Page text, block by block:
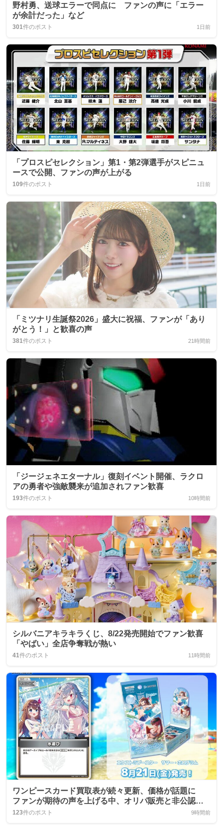
野村勇、送球エラーで同点に ファンの声に「エラー
が余計だった」など
301件のポスト 1日前
「プロスピセレクション」第1・第2弾選手がスピニュ
ースで公開、ファンの声が上がる
109件のポスト 1日前
「ミツナリ生誕祭2026」盛大に祝福、ファンが「あり
がとう！」と歓喜の声
381件のポスト 21時間前
「ジージェネエターナル」復刻イベント開催、ラクロ
アの勇者や強敵襲来が追加されファン歓喜
193件のポスト 10時間前
シルバニアキラキラくじ、8/22発売開始でファン歓喜
「やばい」全店争奪戦が熱い
41件のポスト 11時間前
ワンピースカード買取表が続々更新、価格が話題に
ファンが期待の声を上げる中、オリパ販売と非公認大
会も同時告知
123件のポスト 9時間前